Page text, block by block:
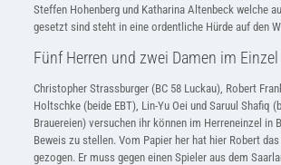
Steffen Hohenberg und Katharina Altenbeck welche
gesetzt sind steht in eine ordentliche Hürde auf den
Fünf Herren und zwei Damen im
Christopher Strassburger (BC 58 Luckau), Robert
Holtschke (beide EBT), Lin-Yu Oei und Saruul Shafiq
Brauereien) versuchen ihr können im Herreneinzel in
Beweis zu stellen. Vom Papier her hat hier Robert
gezogen. Er muss gegen einen Spieler aus dem